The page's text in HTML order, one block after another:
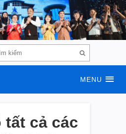
MENU
tất cả các